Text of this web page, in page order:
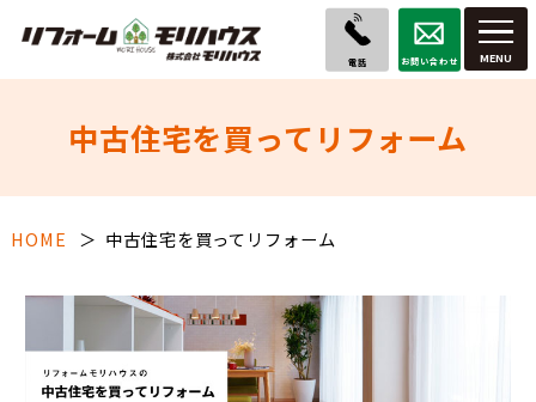
電話 お問い合わせ
中古住宅を買ってリフォーム
HOME 中古住宅を買ってリフォーム